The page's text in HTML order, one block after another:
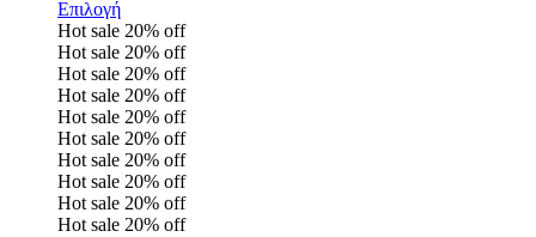
Επιλογή
Hot sale 20% off
Hot sale 20% off
Hot sale 20% off
Hot sale 20% off
Hot sale 20% off
Hot sale 20% off
Hot sale 20% off
Hot sale 20% off
Hot sale 20% off
Hot sale 20% off